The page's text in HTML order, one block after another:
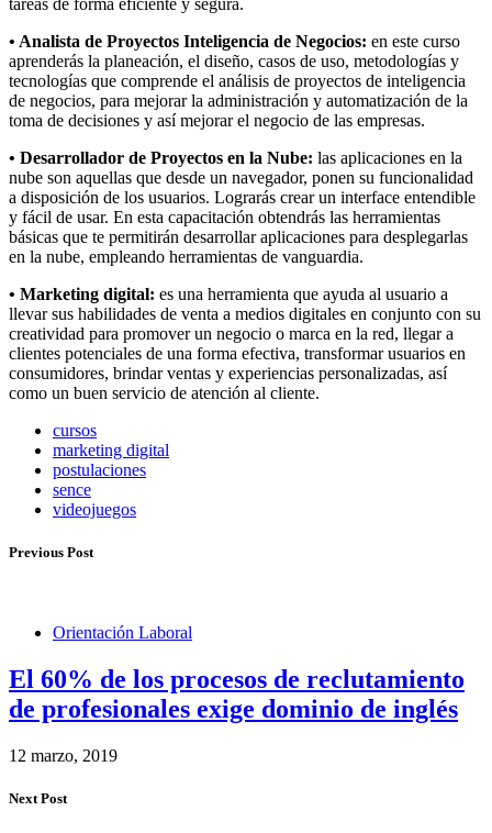
tareas de forma eficiente y segura.
• Analista de Proyectos Inteligencia de Negocios: en este curso
aprenderás la planeación, el diseño, casos de uso, metodologías y
tecnologías que comprende el análisis de proyectos de inteligencia
de negocios, para mejorar la administración y automatización de la
toma de decisiones y así mejorar el negocio de las empresas.
• Desarrollador de Proyectos en la Nube: las aplicaciones en la
nube son aquellas que desde un navegador, ponen su funcionalidad
a disposición de los usuarios. Lograrás crear un interface entendible
y fácil de usar. En esta capacitación obtendrás las herramientas
básicas que te permitirán desarrollar aplicaciones para desplegarlas
en la nube, empleando herramientas de vanguardia.
• Marketing digital: es una herramienta que ayuda al usuario a
llevar sus habilidades de venta a medios digitales en conjunto con su
creatividad para promover un negocio o marca en la red, llegar a
clientes potenciales de una forma efectiva, transformar usuarios en
consumidores, brindar ventas y experiencias personalizadas, así
como un buen servicio de atención al cliente.
cursos
marketing digital
postulaciones
sence
videojuegos
Previous Post
Orientación Laboral
El 60% de los procesos de reclutamiento
de profesionales exige dominio de inglés
12 marzo, 2019
Next Post